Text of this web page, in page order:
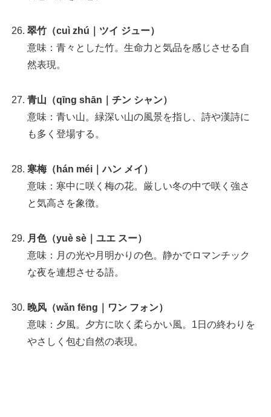
翠竹（cuì zhú｜ツイ ジュー）
意味：青々とした竹。生命力と気品を感じさせる自
然表現。
青山（qīng shān｜チン シャン）
意味：青い山。緑深い山の風景を指し、詩や漢詩に
も多く登場する。
寒梅（hán méi｜ハン メイ）
意味：寒中に咲く梅の花。厳しい冬の中で咲く強さ
と気高さを象徴。
月色（yuè sè｜ユエ スー）
意味：月の光や月明かりの色。静かでロマンチック
な夜を連想させる語。
晚风（wǎn fēng｜ワン フォン）
意味：夕風。夕方に吹く柔らかい風。1日の終わりを
やさしく包む自然の表現。